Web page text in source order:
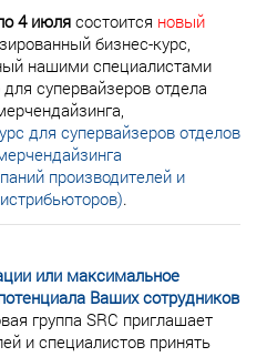
4 июлясостоится новый
бизнес-курс,
нашими специалистами
супервайзеров отдела
для супервайзеров отделов
производителей и
.
или максимальное
Ваших сотрудников
группа SRC приглашает
и специалистов принять